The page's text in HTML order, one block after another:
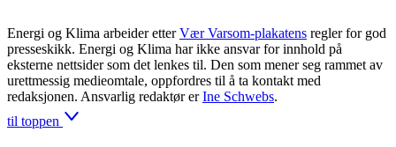
Energi og Klima arbeider etter Vær Varsom-plakatens regler for god
presseskikk. Energi og Klima har ikke ansvar for innhold på
eksterne nettsider som det lenkes til. Den som mener seg rammet av
urettmessig medieomtale, oppfordres til å ta kontakt med
redaksjonen. Ansvarlig redaktør er Ine Schwebs.
til toppen